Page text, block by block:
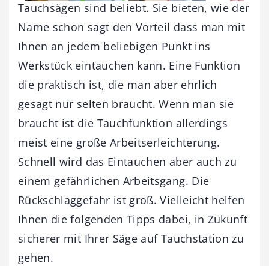
Tauchsägen sind beliebt. Sie bieten, wie der
Name schon sagt den Vorteil dass man mit
Ihnen an jedem beliebigen Punkt ins
Werkstück eintauchen kann. Eine Funktion
die praktisch ist, die man aber ehrlich
gesagt nur selten braucht. Wenn man sie
braucht ist die Tauchfunktion allerdings
meist eine große Arbeitserleichterung.
Schnell wird das Eintauchen aber auch zu
einem gefährlichen Arbeitsgang. Die
Rückschlaggefahr ist groß. Vielleicht helfen
Ihnen die folgenden Tipps dabei, in Zukunft
sicherer mit Ihrer Säge auf Tauchstation zu
gehen.